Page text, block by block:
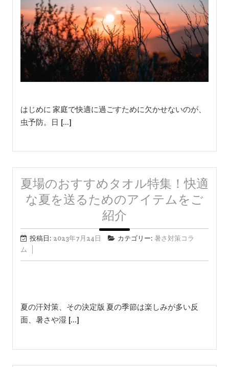
はじめに 家庭で快適に過ごすために欠かせないのが、
虫予防。日 […]
夏場のおすすめタオル特集！快適
な夏を送るためのアイテムをご
紹介
投稿日: 2023年7月24日 カテゴリー: 暑さ対策コラ
ム
夏の汗対策、その決定版 夏の季節は楽しみが多い反
面、暑さや湿 […]